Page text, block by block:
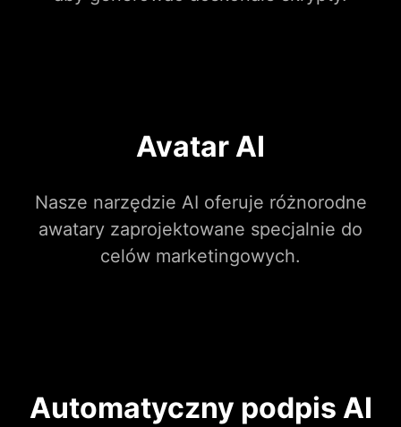
Avatar AI
Nasze narzędzie AI oferuje różnorodne
awatary zaprojektowane specjalnie do
celów marketingowych.
Automatyczny podpis AI